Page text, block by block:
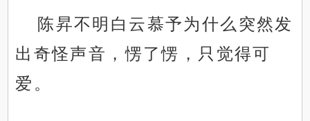
陈昇不明白云慕予为什么突然发
出奇怪声音，愣了愣，只觉得可
爱。